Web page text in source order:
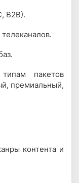
В2В).
пакетов
премиальный,
контента и